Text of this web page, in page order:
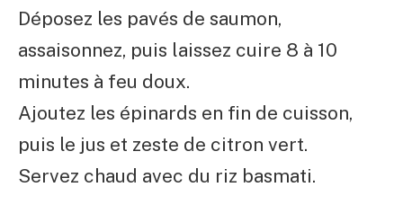
Déposez les pavés de saumon,
assaisonnez, puis laissez cuire 8 à 10
minutes à feu doux.
Ajoutez les épinards en fin de cuisson,
puis le jus et zeste de citron vert.
Servez chaud avec du riz basmati.